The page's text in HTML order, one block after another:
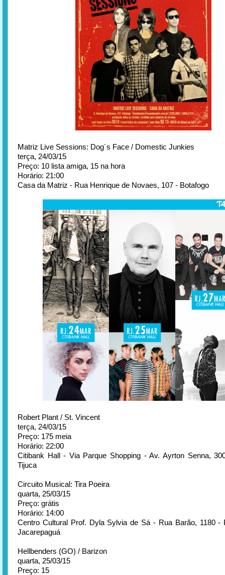
Matriz Live Sessions: Dog´s Face / Domestic Junkies
terça, 24/03/15
Preço: 10 lista amiga, 15 na hora
Horário: 21:00
Casa da Matriz - Rua Henrique de Novaes, 107 - Botafogo
Robert Plant / St. Vincent
terça, 24/03/15
Preço: 175 meia
Horário: 22:00
Citibank Hall - Via Parque Shopping - Av. Ayrton Senna,
Tijuca
Circuito Musical: Tira Poeira
quarta, 25/03/15
Preço: grátis
Horário: 14:00
Centro Cultural Prof. Dyla Sylvia de Sá - Rua Barão, 1180 -
Jacarepaguá
Hellbenders (GO) / Barizon
quarta, 25/03/15
Preço: 15